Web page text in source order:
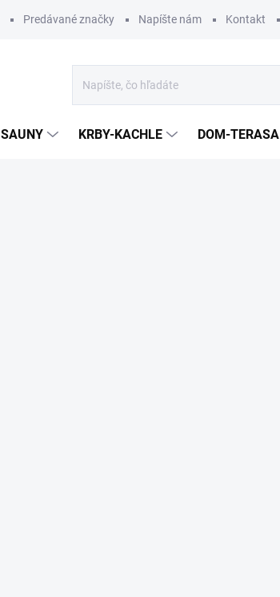
Predávané značky Napíšte nám Kontakt
SAUNY KRBY-KACHLE DOM-TERASA